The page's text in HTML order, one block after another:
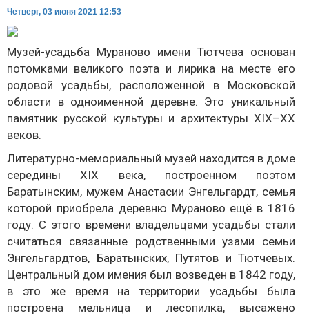
Четверг, 03 июня 2021 12:53
Музей-усадьба Мураново имени Тютчева основан
потомками великого поэта и лирика на месте его
родовой усадьбы, расположенной в Московской
области в одноименной деревне. Это уникальный
памятник русской культуры и архитектуры XIX–XX
веков.
Литературно-мемориальный музей находится в доме
середины XIX века, построенном поэтом
Баратынским, мужем Анастасии Энгельгардт, семья
которой приобрела деревню Мураново ещё в 1816
году. С этого времени владельцами усадьбы стали
считаться связанные родственными узами семьи
Энгельгардтов, Баратынских, Путятов и Тютчевых.
Центральный дом имения был возведен в 1842 году,
в это же время на территории усадьбы была
построена мельница и лесопилка, высажено